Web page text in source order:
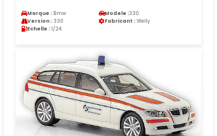
Marque : Bmw Modele :330
Version : 330 Fabricant : Welly
Echelle : 1/24